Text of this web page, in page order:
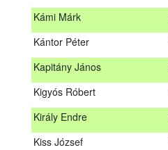
Kámi Márk
Kántor Péter
Kapitány János
Kigyós Róbert
Király Endre
Kiss József
Juhász Milán
Kámi Márk
Kántor Péter